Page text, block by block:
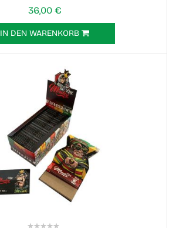
36,00 €
IN DEN WARENKORB